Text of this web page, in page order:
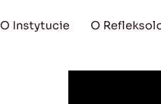
O Instytucie O